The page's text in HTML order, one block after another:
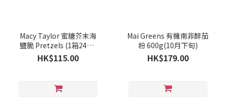
Macy Taylor 蜜糖芥末海
鹽脆 Pretzels (1箱24包)
(10月下旬)
HK$115.00
Mai Greens 有機南非醉茄
粉 600g(10月下旬)
HK$179.00